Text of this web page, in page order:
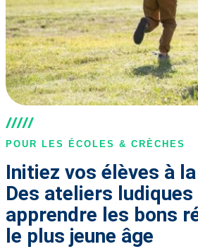
POUR LES ÉCOLES & CRÈCHES
Initiez vos élèves à
Des ateliers
apprendre les bons
le plus jeune âge